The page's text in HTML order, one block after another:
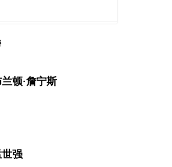
顿·詹宁斯
世强